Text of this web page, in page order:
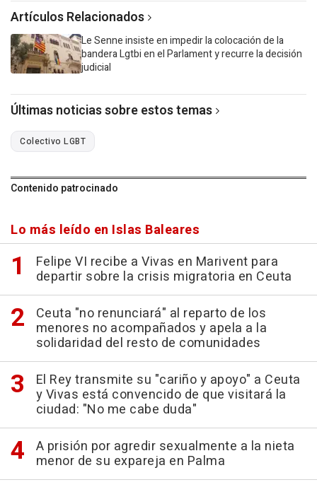
Artículos Relacionados
Le Senne insiste en impedir la colocación de la
bandera Lgtbi en el Parlament y recurre la decisión
judicial
Últimas noticias sobre estos temas
Colectivo LGBT
Contenido patrocinado
Lo más leído en Islas Baleares
Felipe VI recibe a Vivas en Marivent para
departir sobre la crisis migratoria en Ceuta
Ceuta "no renunciará" al reparto de los
menores no acompañados y apela a la
solidaridad del resto de comunidades
El Rey transmite su "cariño y apoyo" a Ceuta
y Vivas está convencido de que visitará la
ciudad: "No me cabe duda"
A prisión por agredir sexualmente a la nieta
menor de su expareja en Palma